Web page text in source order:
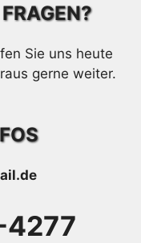
Sie uns heute
gerne weiter.